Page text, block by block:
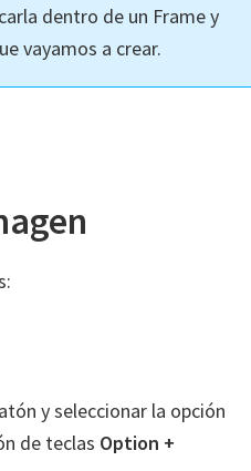
dentro de un Frame y
vayamos a crear.
y seleccionar la opción
de teclas Option +